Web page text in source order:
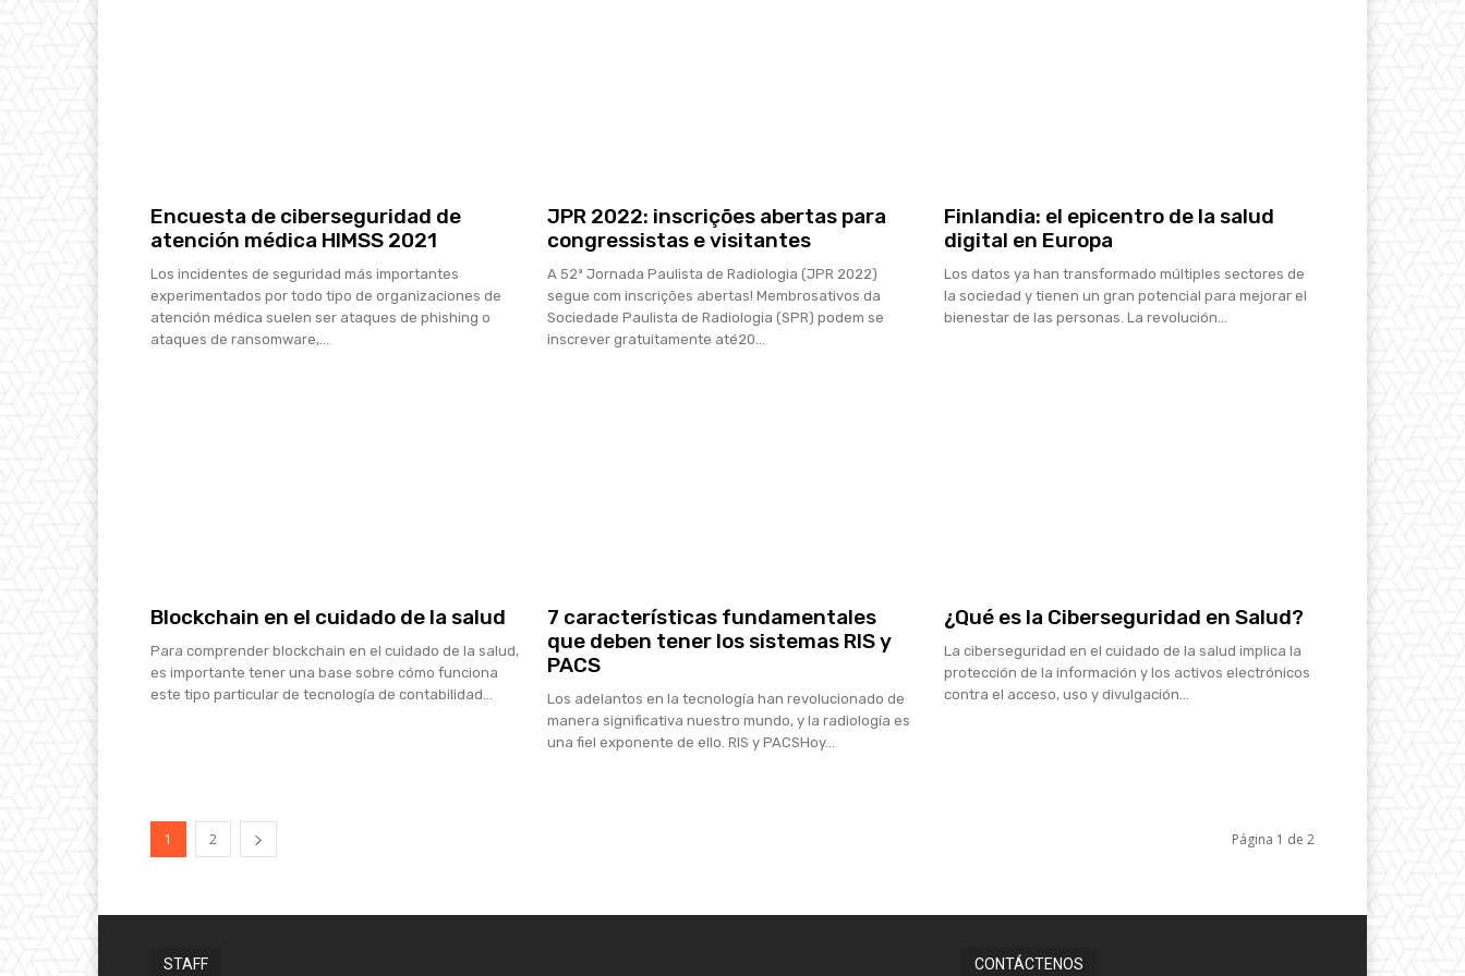
Encuesta de ciberseguridad de
atención médica HIMSS 2021
Los incidentes de seguridad más importantes
experimentados por todo tipo de organizaciones de
atención médica suelen ser ataques de phishing o
ataques de ransomware,...
JPR 2022: inscrições abertas para
congressistas e visitantes
A 52ª Jornada Paulista de Radiologia (JPR 2022)
segue com inscrições abertas! Membrosativos da
Sociedade Paulista de Radiologia (SPR) podem se
inscrever gratuitamente até20...
Finlandia: el epicentro de la salud
digital en Europa
Los datos ya han transformado múltiples sectores de
la sociedad y tienen un gran potencial para mejorar el
bienestar de las personas. La revolución...
Blockchain en el cuidado de la salud
Para comprender blockchain en el cuidado de la salud,
es importante tener una base sobre cómo funciona
este tipo particular de tecnología de contabilidad...
7 características fundamentales
que deben tener los sistemas RIS y
PACS
Los adelantos en la tecnología han revolucionado de
manera significativa nuestro mundo, y la radiología es
una fiel exponente de ello. RIS y PACSHoy...
¿Qué es la Ciberseguridad en Salud?
La ciberseguridad en el cuidado de la salud implica la
protección de la información y los activos electrónicos
contra el acceso, uso y divulgación...
1 2 Página 1 de 2
STAFF CONTÁCTENOS